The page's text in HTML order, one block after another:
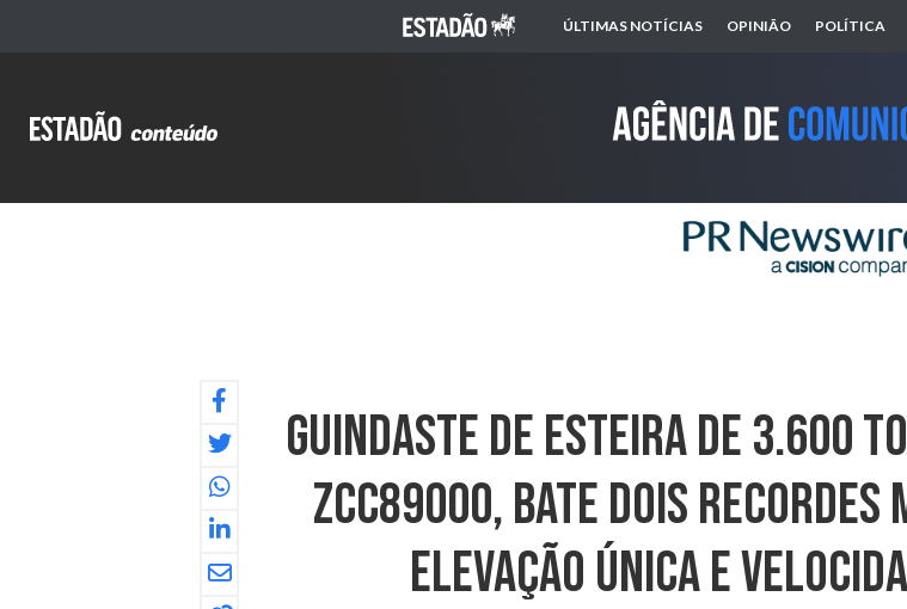
ÚLTIMAS NOTÍCIAS OPINIÃO POLÍTICA
Guindaste De Esteira De 3.600
ZCC89000, Bate Dois
Elevação Única E